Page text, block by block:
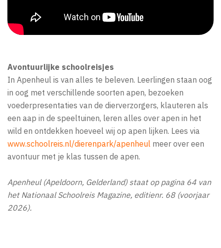
Avontuurlijke schoolreisjes
In Apenheul is van alles te beleven. Leerlingen staan oog
in oog met verschillende soorten apen, bezoeken
voederpresentaties van de dierverzorgers, klauteren als
een aap in de speeltuinen, leren alles over apen in het
wild en ontdekken hoeveel wij op apen lijken. Lees via
www.schoolreis.nl/dierenpark/apenheul meer over een
avontuur met je klas tussen de apen.
Apenheul (Apeldoorn, Gelderland) staat op pagina 64 van
het Nationaal Schoolreis Magazine, editienr. 68 (voorjaar
2026).